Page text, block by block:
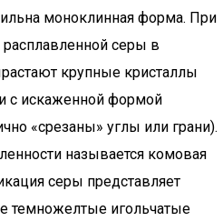
моноклинная форма. При
серы в
крупные кристаллы
с искаженной формой
«срезаны» углы или грани).
называется комовая
серы представляет
темножелтые игольчатые